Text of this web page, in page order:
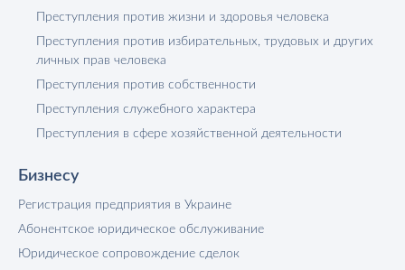
Преступления против жизни и здоровья человека
Преступления против избирательных, трудовых и других
личных прав человека
Преступления против собственности
Преступления служебного характера
Преступления в сфере хозяйственной деятельности
Бизнесу
Регистрация предприятия в Украине
Абонентское юридическое обслуживание
Юридическое сопровождение сделок